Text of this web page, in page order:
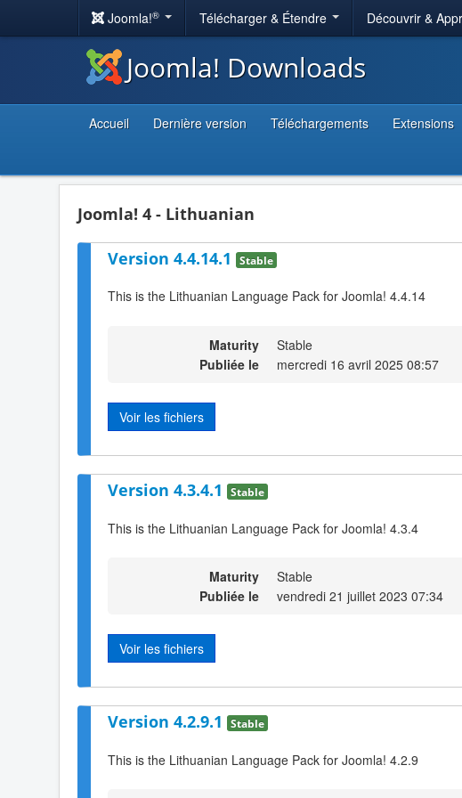
Joomla!® Télécharger & Étendre Découvrir &
Joomla! Downloads
Accueil Dernière version Téléchargements Extensions
Joomla! 4 - Lithuanian
Version 4.4.14.1 Stable
This is the Lithuanian Language Pack for Joomla! 4.4.14
Maturity
Stable
Publiée le
mercredi 16 avril 2025 08:57
Voir les fichiers
Version 4.3.4.1 Stable
This is the Lithuanian Language Pack for Joomla! 4.3.4
Maturity
Stable
Publiée le
vendredi 21 juillet 2023 07:34
Voir les fichiers
Version 4.2.9.1 Stable
This is the Lithuanian Language Pack for Joomla! 4.2.9